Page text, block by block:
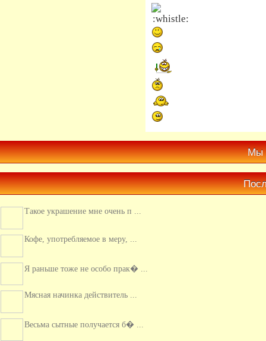
Мы
Такое украшение мне очень п ...
Кофе, употребляемое в меру, ...
Я раньше тоже не особо прак� ...
Мясная начинка действитель ...
Весьма сытные получается б� ...